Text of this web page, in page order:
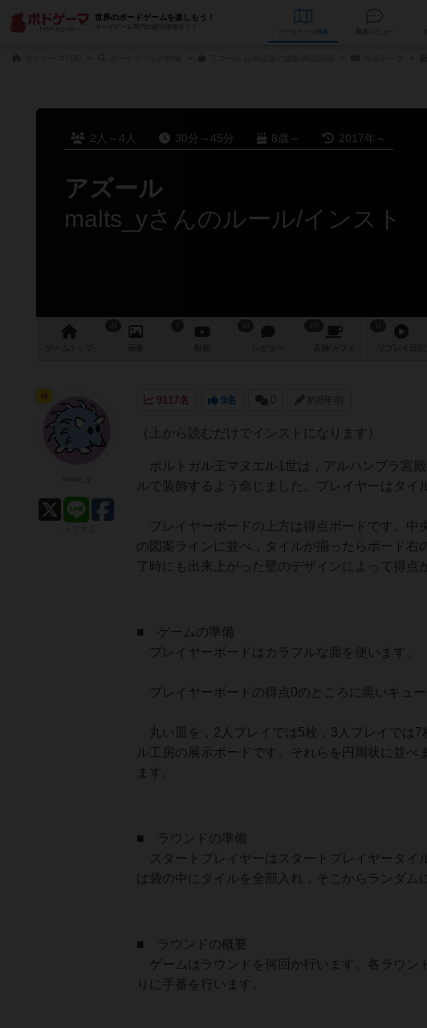
世界のボードゲームを楽しもう！
ボードゲーム専門の総合情報サイト
データベース
2人～4人 30分～45分 8歳～ 2017年～
アズール
malts_yさんのルール/インスト
ゲーム 画像 レビュー
376
店舗/ カフェ
9117名 9名 0 約8年前
（上から読むだけでインストになります）
ポルトガル王マヌエル1世は，アルハンブラ宮
ルで装飾するよう命じました。プレイヤーはタイ
プレイヤーボードの上方は得点ボードです。中
の図案ラインに並べ，タイルが揃ったらボード
了時にも出来上がった壁のデザインによって得点
■ ゲームの準備
プレイヤーボードはカラフルな面を使います。
プレイヤーボードの得点0のところに黒いキュー
丸い皿を，2人プレイでは5枚，3人プレイでは7
ル工房の展示ボードです。それらを円周状に並
ます。
■ ラウンドの準備
スタートプレイヤーはスタートプレイヤータイ
は袋の中にタイルを全部入れ，そこからランダム
■ ラウンドの概要
ゲームはラウンドを何回か行います。各ラウン
りに手番を行います。